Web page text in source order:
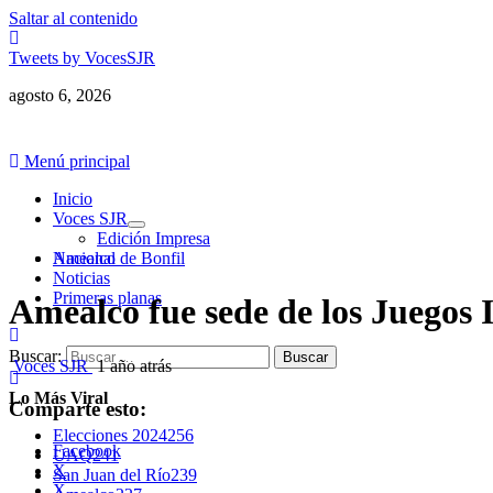
Saltar al contenido
Tweets by VocesSJR
agosto 6, 2026
Menú principal
Inicio
Voces SJR
Edición Impresa
Nacional
Noticias
Primeras planas
Buscar:
Lo Más Viral
Elecciones 2024256
UAQ241
San Juan del Río239
Amealco de Bonfil
Amealco fue sede de los
Voces SJR1 año atrás
Comparte esto:
Facebook
X